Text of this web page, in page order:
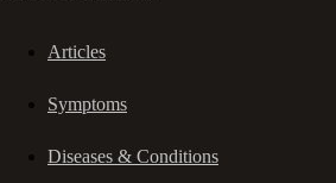
Articles
Symptoms
Diseases & Conditions